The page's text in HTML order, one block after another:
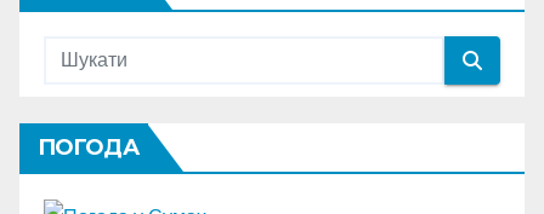
ПОГОДА